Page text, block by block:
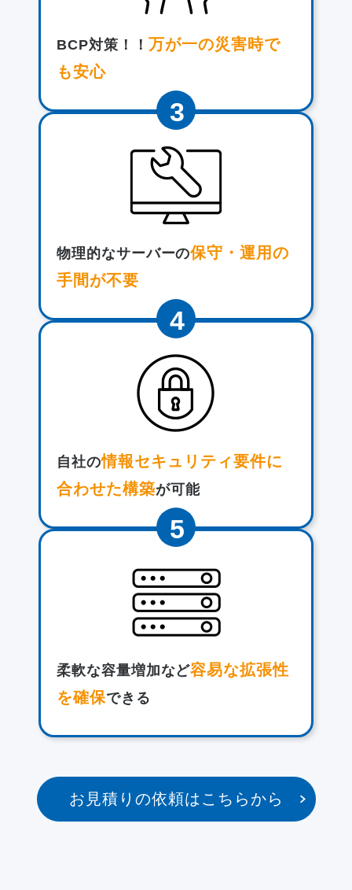
BCP対策！！ 万が一の災害時で
も安心
物理的なサーバーの保守・運用の
手間が不要
自社の情報セキュリティ要件に
合わせた構築が可能
柔軟な容量増加など容易な拡張性
を確保できる
お見積りの依頼はこちらから